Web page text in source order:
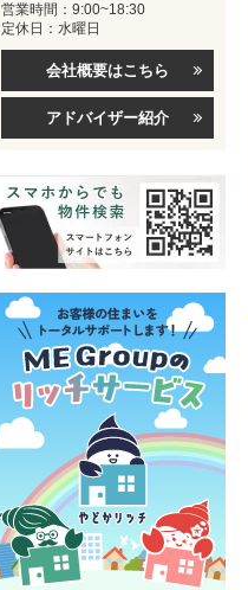
営業時間：9:00~18:30
定休日：水曜日
会社概要はこちら
アドバイザー紹介